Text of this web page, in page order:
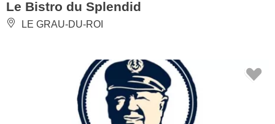
Le Bistro du Splendid
LE GRAU-DU-ROI